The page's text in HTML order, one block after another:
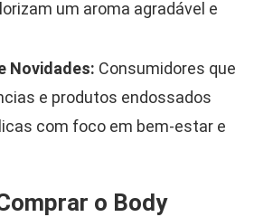
um aroma agradável e
Novidades: Consumidores que
e produtos endossados
com foco em bem-estar e
o Body